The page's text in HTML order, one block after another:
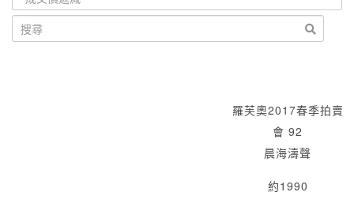
羅芙奧2017春季拍賣
會 92
晨海濤聲
約1990